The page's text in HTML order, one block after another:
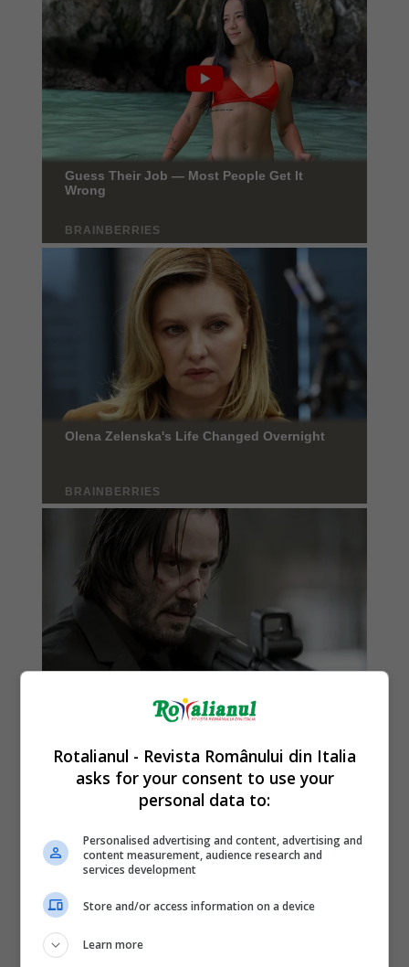
Rotalianul - Revista Românului din Italia
asks for your consent to use your
personal data to:
Personalised advertising and content, advertising and
content measurement, audience research and
services development
Store and/or access information on a device
Learn more